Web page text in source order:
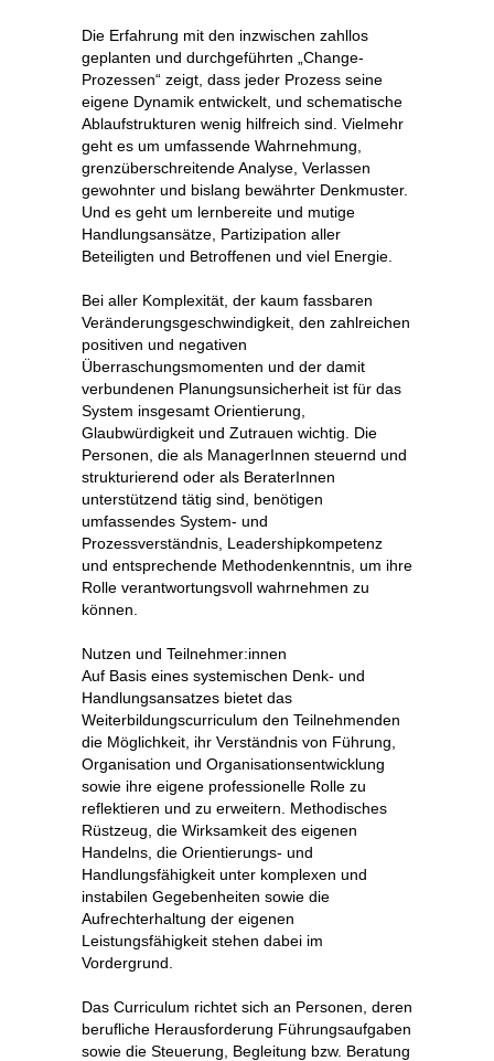
Die Erfahrung mit den inzwischen zahllos
geplanten und durchgeführten „Change-
Prozessen“ zeigt, dass jeder Prozess seine
eigene Dynamik entwickelt, und schematische
Ablaufstrukturen wenig hilfreich sind. Vielmehr
geht es um umfassende Wahrnehmung,
grenzüberschreitende Analyse, Verlassen
gewohnter und bislang bewährter Denkmuster.
Und es geht um lernbereite und mutige
Handlungsansätze, Partizipation aller
Beteiligten und Betroffenen und viel Energie.
Bei aller Komplexität, der kaum fassbaren
Veränderungsgeschwindigkeit, den zahlreichen
positiven und negativen
Überraschungsmomenten und der damit
verbundenen Planungsunsicherheit ist für das
System insgesamt Orientierung,
Glaubwürdigkeit und Zutrauen wichtig. Die
Personen, die als ManagerInnen steuernd und
strukturierend oder als BeraterInnen
unterstützend tätig sind, benötigen
umfassendes System- und
Prozessverständnis, Leadershipkompetenz
und entsprechende Methodenkenntnis, um ihre
Rolle verantwortungsvoll wahrnehmen zu
können.
Nutzen und Teilnehmer:innen
Auf Basis eines systemischen Denk- und
Handlungsansatzes bietet das
Weiterbildungscurriculum den Teilnehmenden
die Möglichkeit, ihr Verständnis von Führung,
Organisation und Organisationsentwicklung
sowie ihre eigene professionelle Rolle zu
reflektieren und zu erweitern. Methodisches
Rüstzeug, die Wirksamkeit des eigenen
Handelns, die Orientierungs- und
Handlungsfähigkeit unter komplexen und
instabilen Gegebenheiten sowie die
Aufrechterhaltung der eigenen
Leistungsfähigkeit stehen dabei im
Vordergrund.
Das Curriculum richtet sich an Personen, deren
berufliche Herausforderung Führungsaufgaben
sowie die Steuerung, Begleitung bzw. Beratung